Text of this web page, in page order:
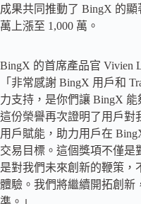
成果共同推動了 BingX 的
萬上漲至 1,000 萬。
BingX 的首席產品官 Vivien
「非常感謝 BingX 用戶和
力支持，是你們讓 BingX
這份榮譽再次證明了用戶對
用戶賦能，助力用戶在
交易目標。這個獎項不僅是
是對我們未來創新的鞭策，
體驗。我們將繼續開拓創新
準。」